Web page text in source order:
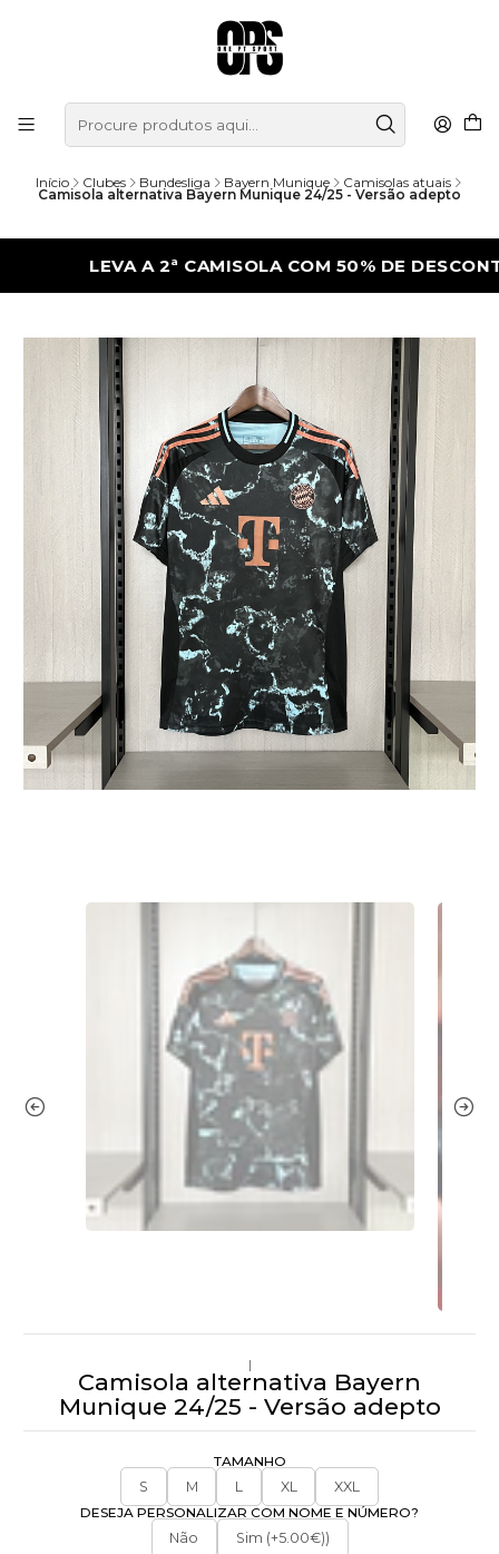
Início Clubes Bundesliga Bayern Munique Camisolas atuais
Camisola alternativa Bayern Munique 24/25 - Versão adepto
LEVA A 2ª CAMISOLA COM 50% DE DESCONTO
|
Camisola alternativa Bayern
Munique 24/25 - Versão adepto
TAMANHO
S
M L XL
XXL
DESEJA PERSONALIZAR COM NOME E NÚMERO?
Não
Sim (+5.00€))